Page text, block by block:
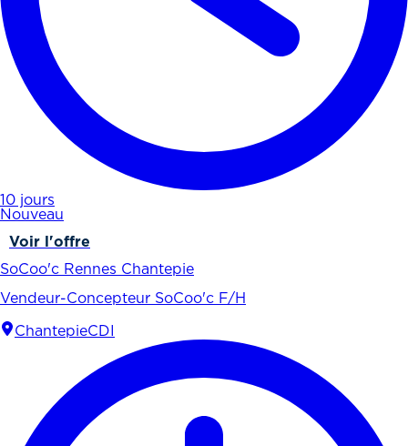
10 jours
Nouveau
Voir l'offre
SoCoo'c Rennes Chantepie
Vendeur-Concepteur SoCoo'c F/H
ChantepieCDI